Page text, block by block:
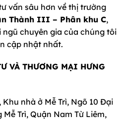
vấn sâu hơn về thị trường
Thành III – Phân khu C,
chuyên gia của chúng tôi
cập nhật nhất.
VÀ THƯƠNG MẠI HƯNG
Khu nhà ở Mễ Trì, Ngõ 10 Đại
Trì, Quận Nam Từ Liêm,